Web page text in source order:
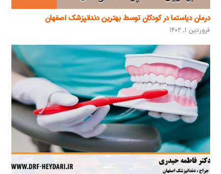
درمان دیاستما در کودکان توسط بهترین دندانپزشک اصفهان
فروردین ۱, ۱۴۰۲